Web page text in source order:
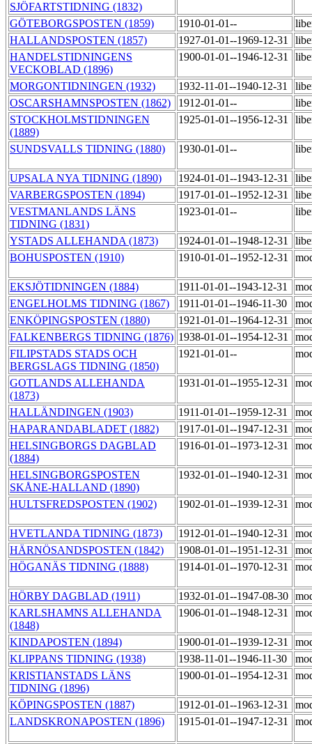
SJÖFARTSTIDNING (1832)
GÖTEBORGSPOSTEN (1859) 1910-01-01--
HALLANDSPOSTEN (1857)
1927-01-01--1969-12-31
HANDELSTIDNINGENS
VECKOBLAD (1896)
1900-01-01--1946-12-31
MORGONTIDNINGEN (1932) 1932-11-01--1940-12-31
OSCARSHAMNSPOSTEN (1862)
1912-01-01--
STOCKHOLMSTIDNINGEN
(1889)
1925-01-01--1956-12-31
SUNDSVALLS TIDNING (1880) 1930-01-01--
UPSALA NYA TIDNING (1890) 1924-01-01--1943-12-31
VARBERGSPOSTEN (1894)
1917-01-01--1952-12-31
VESTMANLANDS LÄNS
TIDNING (1831)
1923-01-01--
YSTADS ALLEHANDA (1873) 1924-01-01--1948-12-31
BOHUSPOSTEN (1910)
1910-01-01--1952-12-31
EKSJÖTIDNINGEN (1884) 1911-01-01--1943-12-31
ENGELHOLMS TIDNING (1867)
1911-01-01--1946-11-30
ENKÖPINGSPOSTEN (1880)
1921-01-01--1964-12-31
FALKENBERGS TIDNING (1876) 1938-01-01--1954-12-31
FILIPSTADS STADS OCH
BERGSLAGS TIDNING (1850)
1921-01-01--
GOTLANDS ALLEHANDA
(1873)
1931-01-01--1955-12-31
HALLÄNDINGEN (1903) 1911-01-01--1959-12-31
HAPARANDABLADET (1882)
1917-01-01--1947-12-31
HELSINGBORGS DAGBLAD
(1884)
1916-01-01--1973-12-31
HELSINGBORGSPOSTEN
SKÅNE-HALLAND (1890)
1932-01-01--1940-12-31
HULTSFREDSPOSTEN (1902) 1902-01-01--1939-12-31
HVETLANDA TIDNING (1873) 1912-01-01--1940-12-31
HÄRNÖSANDSPOSTEN (1842)
1908-01-01--1951-12-31
HÖGANÄS TIDNING (1888)
1914-01-01--1970-12-31
HÖRBY DAGBLAD (1911) 1932-01-01--1947-08-30
KARLSHAMNS ALLEHANDA
(1848)
1906-01-01--1948-12-31
KINDAPOSTEN (1894) 1900-01-01--1939-12-31
KLIPPANS TIDNING (1938)
1938-11-01--1946-11-30
KRISTIANSTADS LÄNS
TIDNING (1896)
1900-01-01--1954-12-31
KÖPINGSPOSTEN (1887) 1912-01-01--1963-12-31
LANDSKRONAPOSTEN (1896)
1915-01-01--1947-12-31